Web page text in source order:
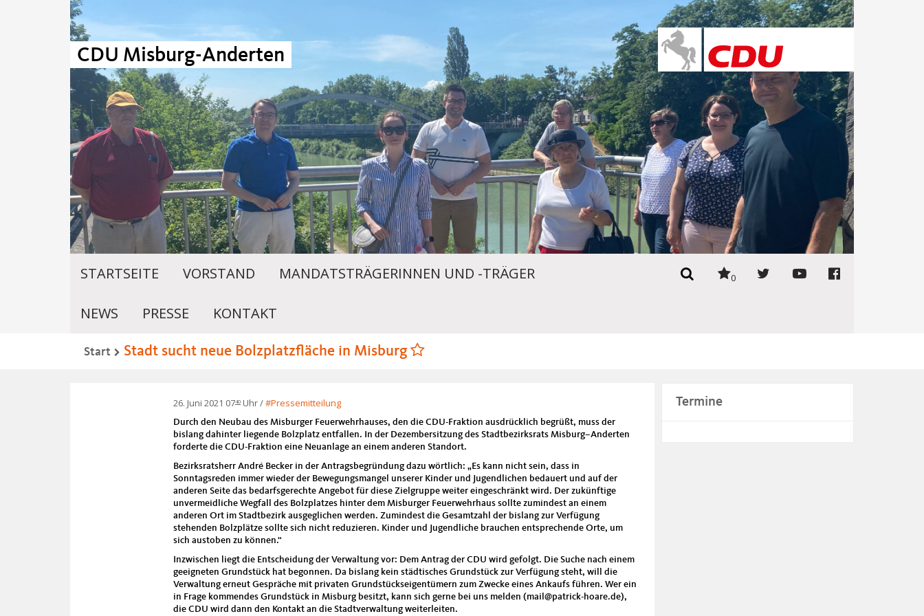
STARTSEITE VORSTAND MANDATSTRÄGERINNEN UND -TRÄGER
NEWS PRESSE KONTAKT
CDU Misburg-Anderten
Start Stadt sucht neue Bolzplatzfläche in Misburg
26. Juni 2021 0740 Uhr Pressemitteilung
Durch den Neubau des Misburger Feuerwehrhauses, den die CDU-Fraktion ausdrücklich begrüßt, muss der
bislang dahinter liegende Bolzplatz entfallen. In der Dezembersitzung des Stadtbezirksrats Misburg–Anderten
forderte die CDU-Fraktion eine Neuanlage an einem anderen Standort.
Bezirksratsherr André Becker in der Antragsbegründung dazu wörtlich: „Es kann nicht sein, dass in
Sonntagsreden immer wieder der Bewegungsmangel unserer Kinder und Jugendlichen bedauert und auf der
anderen Seite das bedarfsgerechte Angebot für diese Zielgruppe weiter eingeschränkt wird. Der zukünftige
unvermeidliche Wegfall des Bolzplatzes hinter dem Misburger Feuerwehrhaus sollte zumindest an einem
anderen Ort im Stadtbezirk ausgeglichen werden. Zumindest die Gesamtzahl der bislang zur Verfügung
stehenden Bolzplätze sollte sich nicht reduzieren. Kinder und Jugendliche brauchen entsprechende Orte, um
sich austoben zu können.“
Inzwischen liegt die Entscheidung der Verwaltung vor: Dem Antrag der CDU wird gefolgt. Die Suche nach einem
geeigneten Grundstück hat begonnen. Da bislang kein städtisches Grundstück zur Verfügung steht, will die
Verwaltung erneut Gespräche mit privaten Grundstückseigentümern zum Zwecke eines Ankaufs führen. Wer ein
in Frage kommendes Grundstück in Misburg besitzt, kann sich gerne bei uns melden (mail@patrick-hoare.de),
die CDU wird dann den Kontakt an die Stadtverwaltung weiterleiten.
Termine